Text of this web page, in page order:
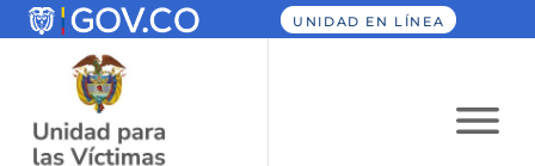
UNIDAD EN LÍNEA